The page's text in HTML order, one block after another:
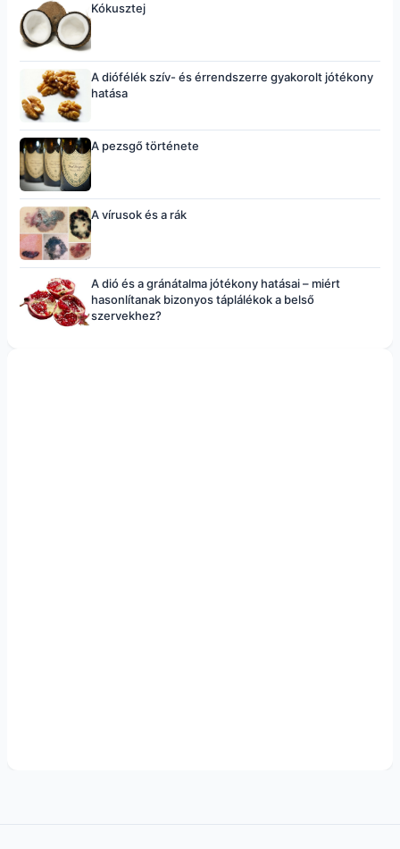
Kókusztej
A diófélék szív- és érrendszerre gyakorolt jótékony
hatása
A pezsgő története
A vírusok és a rák
A dió és a gránátalma jótékony hatásai – miért
hasonlítanak bizonyos táplálékok a belső
szervekhez?